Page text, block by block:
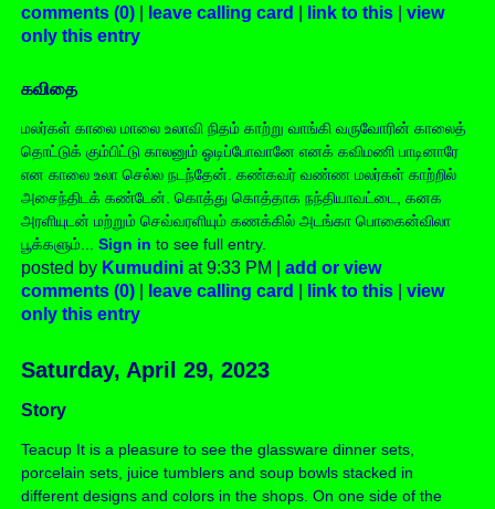
comments (0)
leave calling card link to this |view
only this entry
கவிதை
மலர்கள் காலை மாலை உலாவி நிதம் காற்று வாங்கி வருவோரின் காலைத்
தொட்டுக் கும்பிட்டு காலனும் ஓடிப்போவானே எனக் கவிமணி பாடினாரே
என காலை உலா செல்ல நடந்தேன். கண்கவர் வண்ண மலர்கள் காற்றில்
அசைந்திடக் கண்டேன். கொத்து கொத்தாக நந்தியாவட்டை, கனக
அரளியுடன் மற்றும் செவ்வரளியும் கணக்கில் அடங்கா பொகைன்விலா
பூக்களும்...Sign in to see full entry.
posted by Kumudini at 9:33 PM |add or view
comments (0)
leave calling card link to this |view
only this entry
Saturday, April 29, 2023
Story
Teacup It is a pleasure to see the glassware dinner sets,
porcelain sets, juice tumblers and soup bowls stacked in
different designs and colors in the shops. On one side of the